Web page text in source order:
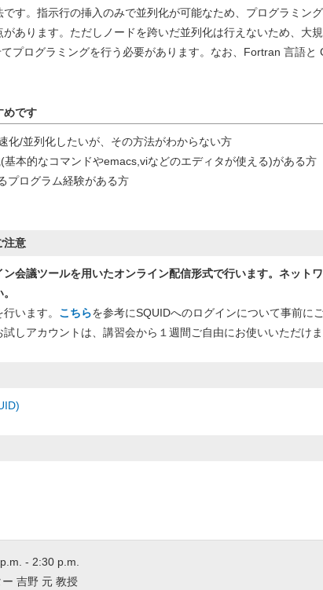
す。指示行の挿入のみで並列化が可能なため、プログラミン
あります。ただしノードを跨いだ並列化は行えないため、大
プログラミングを行う必要があります。なお、Fortran 言語と
めです
化/並列化したいが、その方法がわからない方
基本的なコマンドやemacs,viなどのエディタが使える)がある方
プログラム経験がある方
注意
会議ツールを用いたオンライン配信形式で行います。ネット
います。 こちらを参考にSQUIDへのログインについて事前に
しアカウントは、講習会から１週間ご自由にお使いいただけま
- 2:30 p.m.
吉野 元 教授